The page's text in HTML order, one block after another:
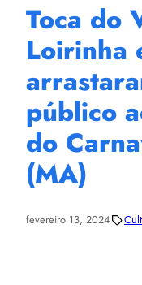
Toca do
Loirinha
público
do
(MA)
fevereiro 13, 2024